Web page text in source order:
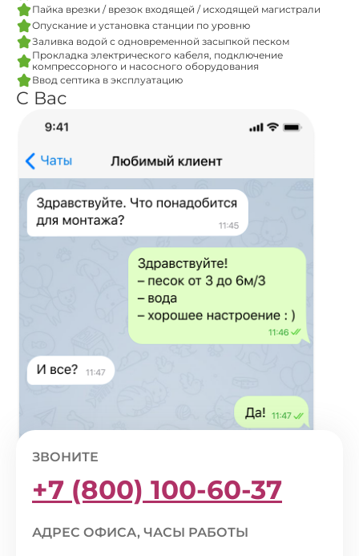
Пайка врезки / врезок входящей / исходящей магистрали
Опускание и установка станции по уровню
Заливка водой с одновременной засыпкой песком
Прокладка электрического кабеля, подключение
компрессорного и насосного оборудования
Ввод септика в эксплуатацию
С Вас
ЗВОНИТЕ
+7 (800) 100-60-37
АДРЕС ОФИСА, ЧАСЫ РАБОТЫ